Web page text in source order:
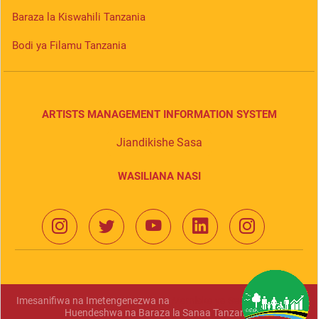
Baraza la Kiswahili Tanzania
Bodi ya Filamu Tanzania
WASILIANA NASI
ARTISTS MANAGEMENT INFORMATION SYSTEM
Jiandikishe Sasa
Imesanifiwa na Imetengenezwa na
Mamlaka ya Serikali Mtandao
Huendeshwa na Baraza la Sanaa Tanzania